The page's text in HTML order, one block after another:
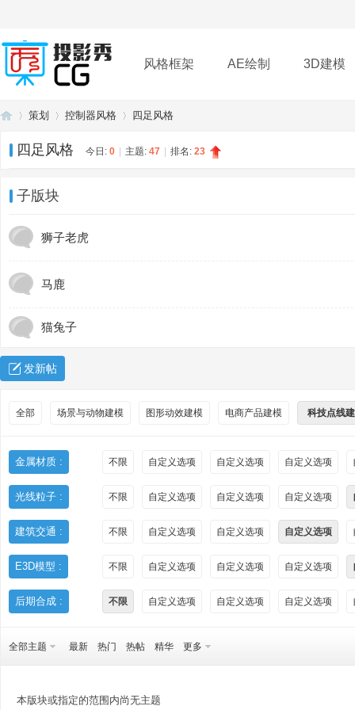
风格框架 AE绘制 3D建模
插件 帮助 下载
策划 控制器风格 四足风格
四足风格 今日: 0 主题: 47 排名: 23
子版块
狮子老虎
马鹿
猫兔子
发新帖
全部 场景与动物建模 图形动效建模 电商产品建模 科技点线
金属材质 : 不限 自定义选项 自定义选项 自定义选项
光线粒子 : 不限 自定义选项 自定义选项 自定义选项
建筑交通 : 不限 自定义选项 自定义选项 自定义选项
E3D模型 : 不限 自定义选项 自定义选项 自定义选项
后期合成 : 不限 自定义选项 自定义选项 自定义选项
全部主题 最新 热门 热帖 精华 更多
本版块或指定的范围内尚无主题